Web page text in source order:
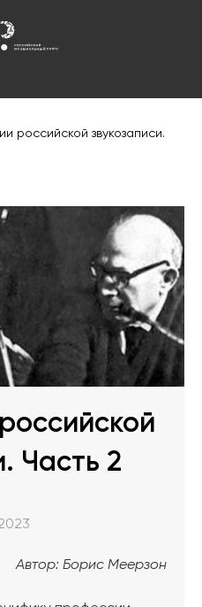
российской звукозаписи.
Часть 2
Автор: Борис Меерзон